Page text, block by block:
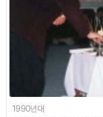
1990년대